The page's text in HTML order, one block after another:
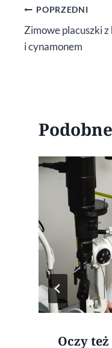
Nawigacja
wpisu
POPRZEDNI
Zimowe placuszki
i cynamonem
Oczy